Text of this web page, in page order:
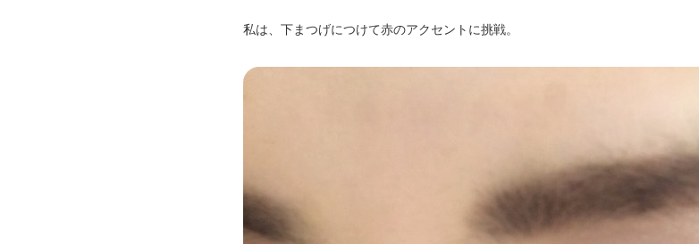
私は、下まつげにつけて赤のアクセントに挑戦。